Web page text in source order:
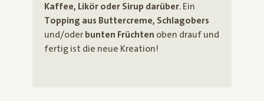
Kaffee, Likör oder Sirup darüber. Ein
Topping aus Buttercreme, Schlagobers
und/oder bunten Früchten oben drauf und
fertig ist die neue Kreation!